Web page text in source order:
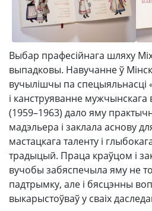
Выбар прафесійнага шляху
выпадковы. Навучанне ў
вучылішчы па спецыяльнасці
і канструяванне мужчынскага
(1959–1963) дало яму
мадэльера і заклала аснову
мастацкага таленту і
традыцый. Праца краўцом і
вучобы забяспечыла яму не
падтрымку, але і бясцэнны
выкарыстоўваў у сваіх